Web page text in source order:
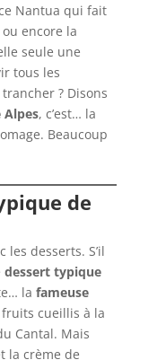
Nantua qui fait
encore la
seule une
tous les
? Disons
Alpes, c’est… la
Beaucoup
de
les desserts. S’il
dessert typique
la fameuse
cueillis à la
Cantal. Mais
la crème de